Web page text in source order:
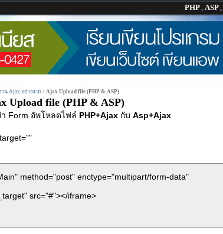
PHP, ASP,
น Ajax อย่างง่าย > Ajax Upload file (PHP & ASP)
Upload file (PHP & ASP)
Form อัพโหลดไฟล์ PHP+Ajax กับ Asp+Ajax
method="post" enctype="multipart/form-data"
src="#"></iframe>